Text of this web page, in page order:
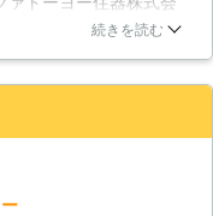
くれるか不安だったの
続きを読む
ー